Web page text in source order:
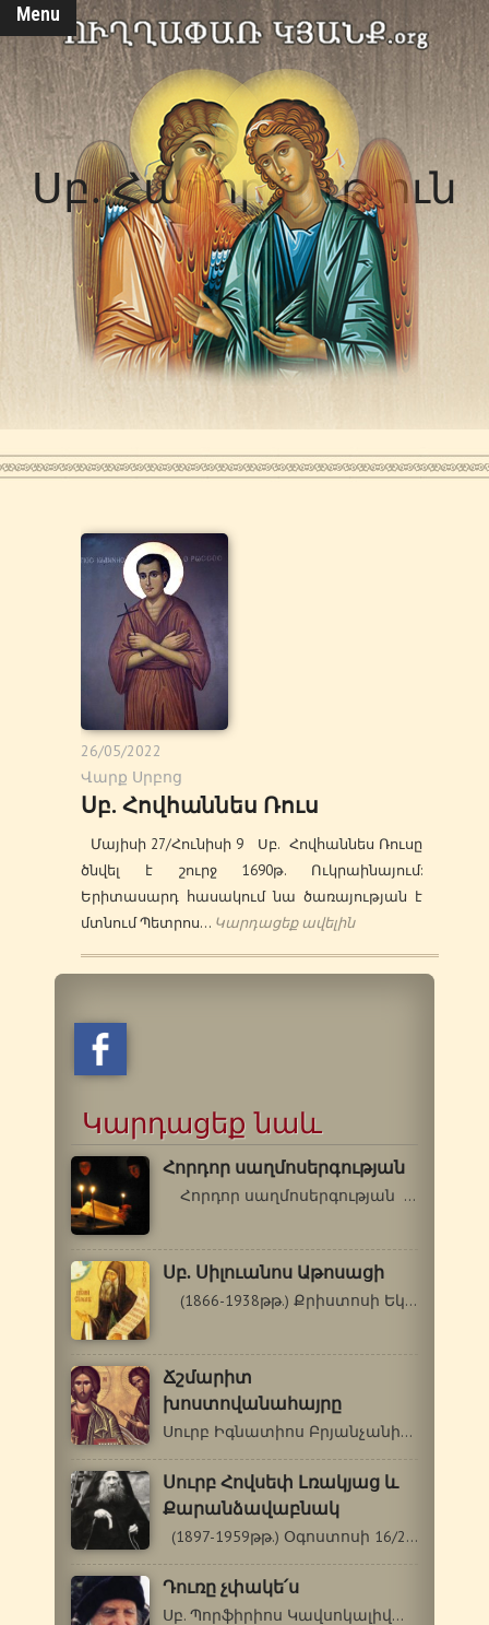
Menu
Սբ. Հաղորդություն
26/05/2022
Վարք Սրբոց
Սբ. Հովհաննես Ռուս
Մայիսի 27/Հունիսի 9 Սբ. Հովհաննես Ռուսը
ծնվել է շուրջ 1690թ. Ուկրաինայում:
Երիտասարդ հասակում նա ծառայության է
մտնում Պետրոս… Կարդացեք ավելին
Կարդացեք նաև
Հորդոր սաղմոսերգության
Հորդոր սաղմոսերգության Որևէ…
Սբ. Սիլուանոս Աթոսացի
(1866-1938թթ.) Քրիստոսի Եկեղեցին…
Ճշմարիտ
խոստովանահայրը
Սուրբ Իգնատիոս Բրյանչանինով (1807-1867…
Սուրբ Հովսեփ Լռակյաց և
Քարանձավաբնակ
(1897-1959թթ.) Օգոստոսի 16/29 Ուղղափառ…
Դուռը չփակե՛ս
Սբ. Պորֆիրիոս Կավսոկալիվացի (1906-1991)…